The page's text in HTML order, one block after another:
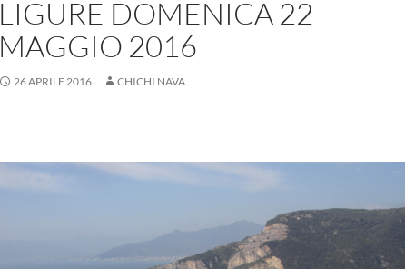
LIGURE DOMENICA 22
MAGGIO 2016
26 APRILE 2016 CHICHI NAVA